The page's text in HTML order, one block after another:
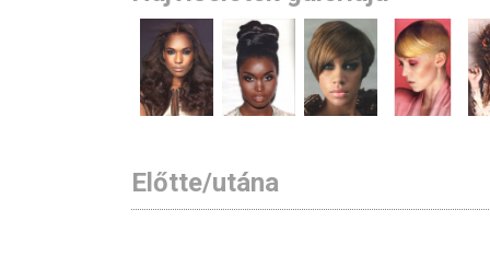
Előtte/utána